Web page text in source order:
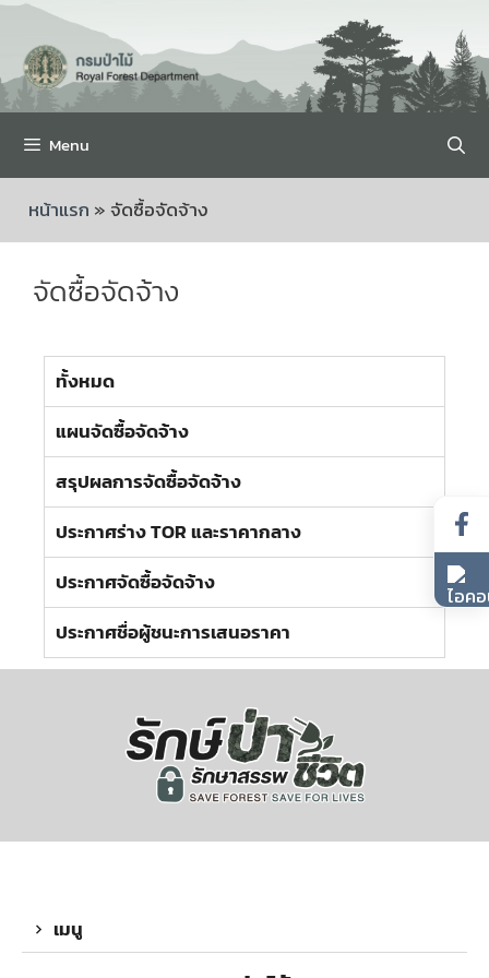
Menu
หน้าแรก »จัดซื้อจัดจ้าง
จัดซื้อจัดจ้าง
ทั้งหมด
แผนจัดซื้อจัดจ้าง
สรุปผลการจัดซื้อจัดจ้าง
ประกาศร่าง TOR และราคากลาง
ประกาศจัดซื้อจัดจ้าง
ประกาศชื่อผู้ชนะการเสนอราคา
เมนู